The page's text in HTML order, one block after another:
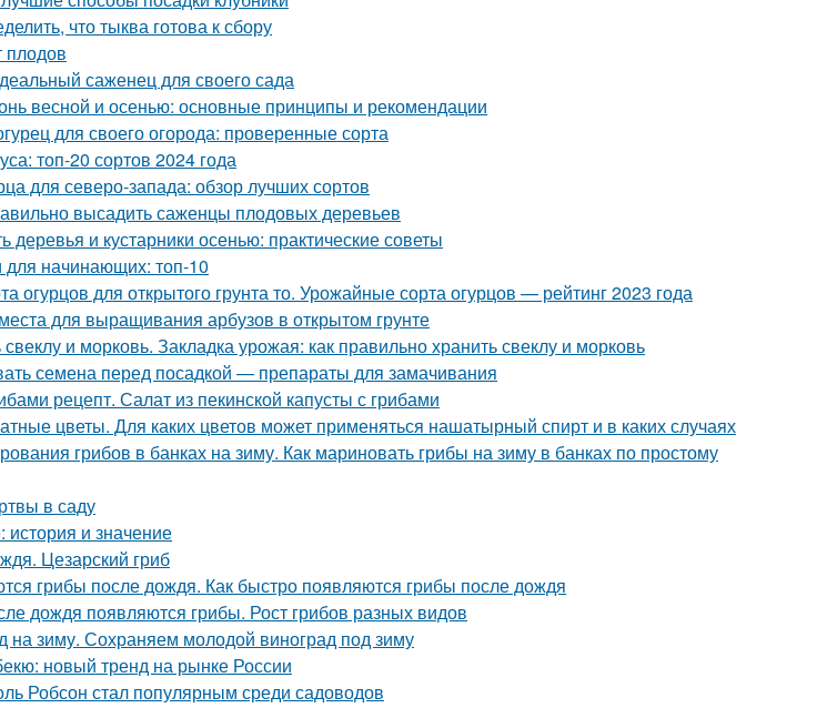
что тыква готова к сбору
плодов
саженец для своего сада
весной и осенью: основные принципы и рекомендации
для своего огорода: проверенные сорта
топ-20 сортов 2024 года
для северо-запада: обзор лучших сортов
высадить саженцы плодовых деревьев
деревья и кустарники осенью: практические советы
начинающих: топ-10
огурцов для открытого грунта то. Урожайные сорта огурцов — рейтинг 2023 года
для выращивания арбузов в открытом грунте
и морковь. Закладка урожая: как правильно хранить свеклу и морковь
семена перед посадкой — препараты для замачивания
рецепт. Салат из пекинской капусты с грибами
цветы. Для каких цветов может применяться нашатырный спирт и в каких случаях
грибов в банках на зиму. Как мариновать грибы на зиму в банках по простому
в саду
и значение
Цезарский гриб
грибы после дождя. Как быстро появляются грибы после дождя
дождя появляются грибы. Рост грибов разных видов
на зиму. Сохраняем молодой виноград под зиму
новый тренд на рынке России
Робсон стал популярным среди садоводов